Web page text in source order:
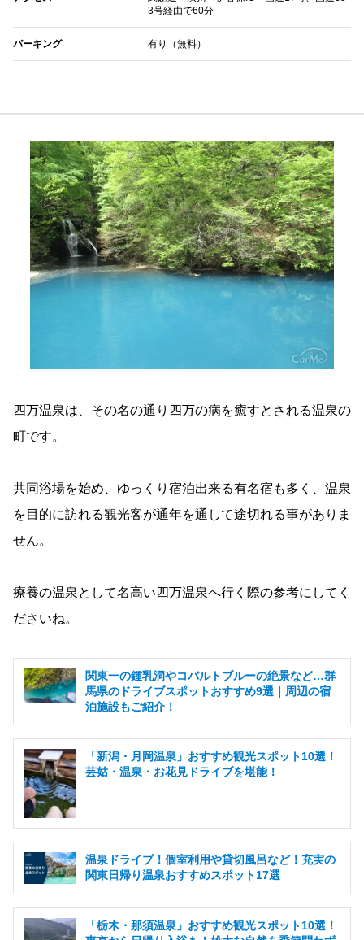
3号経由で60分
パーキング 有り（無料）
四万温泉は、その名の通り四万の病を癒すとされる温泉の
町です。
共同浴場を始め、ゆっくり宿泊出来る有名宿も多く、温泉
を目的に訪れる観光客が通年を通して途切れる事がありま
せん。
療養の温泉として名高い四万温泉へ行く際の参考にしてく
ださいね。
関東一の鍾乳洞やコバルトブルーの絶景など…群
馬県のドライブスポットおすすめ9選｜周辺の宿
泊施設もご紹介！
「新潟・月岡温泉」おすすめ観光スポット10選！
芸姑・温泉・お花見ドライブを堪能！
温泉ドライブ！個室利用や貸切風呂など！充実の
関東日帰り温泉おすすめスポット17選
「栃木・那須温泉」おすすめ観光スポット10選！